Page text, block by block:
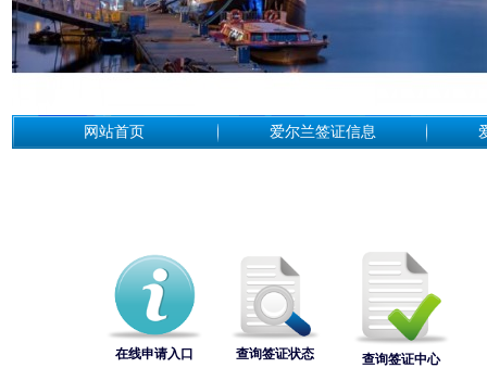
网站首页 爱尔兰签证信息
在线申请入口 查询签证状态 查询签证中心